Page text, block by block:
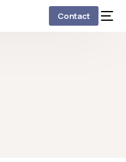
Contact